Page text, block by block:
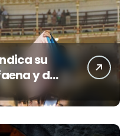
su
y dos